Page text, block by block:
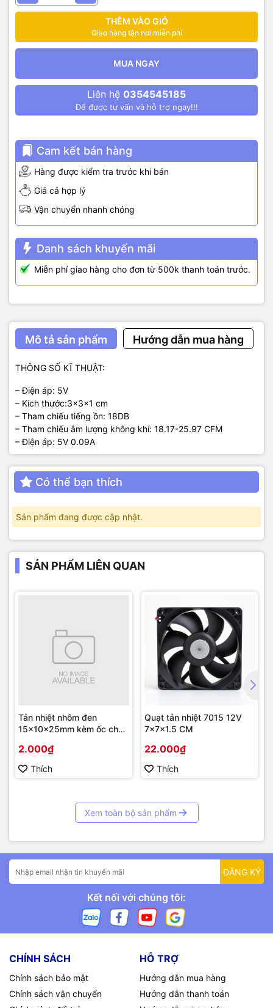
THÊM VÀO GIỎ
Giao hàng tận nơi miễn phí
MUA NGAY
Liên hệ 0354545185
Để được tư vấn và hỗ trợ ngay!!!
Cam kết bán hàng
Hàng được kiểm tra trước khi bán
Giá cả hợp lý
Vận chuyển nhanh chóng
Danh sách khuyến mãi
Miễn phí giao hàng cho đơn từ 500k thanh toán trước.
Mô tả sản phẩm Hướng dẫn mua hàng
THÔNG SỐ KĨ THUẬT:
– Điện áp: 5V
– Kích thước:3x3x1 cm
– Tham chiếu tiếng ồn: 18DB
– Tham chiếu âm lượng không khí: 18.17-25.97 CFM
– Điện áp: 5V 0.09A
Có thể bạn thích
Sản phẩm đang được cập nhật.
SẢN PHẨM LIÊN QUAN
Tản nhiệt nhôm đen
15x10x25mm kèm ốc cho
2.000₫
Thích
Quạt tản nhiệt 7015 12V
7x7x1.5 CM
22.000₫
Thích
Xem toàn bộ sản phẩm
ĐĂNG KÝ
Kết nối với chúng tôi:
CHÍNH SÁCH
Chính sách bảo mật
Chính sách vận chuyển
HỖ TRỢ
Hướng dẫn mua hàng
Hướng dẫn thanh toán